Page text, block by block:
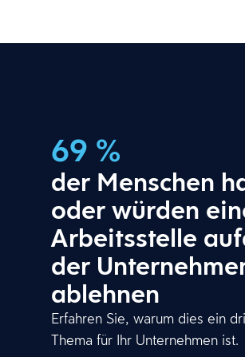
69 %
der Menschen
oder würden
Arbeitsstelle
der
ablehnen
Erfahren Sie, warum dies ein
Thema für Ihr Unternehmen ist.